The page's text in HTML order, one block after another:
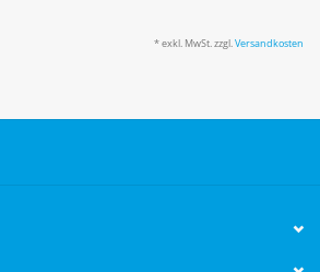
* exkl. MwSt. zzgl.Versandkosten